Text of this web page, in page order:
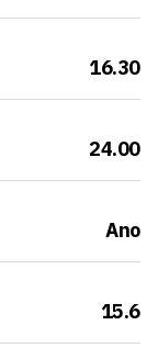
16.30
24.00
Ano
15.6